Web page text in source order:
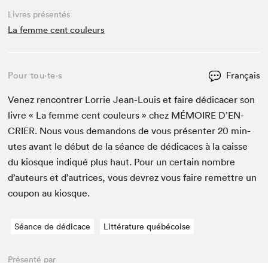
Livres présentés
La femme cent couleurs
Pour tou⋅te⋅s Français
Venez ren­con­tr­er Lor­rie Jean-Louis et faire dédi­cac­er son
livre « La femme cent couleurs » chez MÉMOIRE D’EN­
CRIER. Nous vous deman­dons de vous présen­ter20 min­
utes avant le début de la séance de dédi­caces à la caisse
du kiosque indiqué plus haut. Pour un cer­tain nom­bre
d’auteurs et d’autrices, vous devrez vous faire remet­tre un
coupon au kiosque.
Séance de dédicace Littérature québécoise
Présenté par